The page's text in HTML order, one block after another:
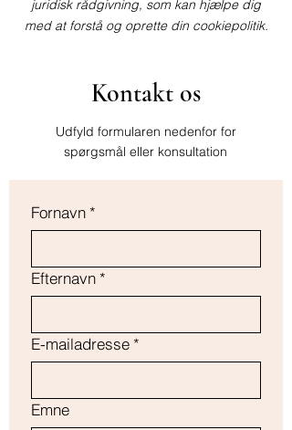
juridisk rådgivning, som kan hjælpe dig
med at forstå og oprette din cookiepolitik.
Kontakt os
Udfyld formularen nedenfor for
spørgsmål eller konsultation
Fornavn *
Efternavn *
E-mailadresse *
Emne